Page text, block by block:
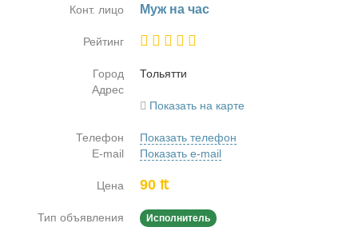
Конт. лицо Муж на час
Рейтинг
Город
То­льят­ти
Адрес
Показать на карте
Телефон
Показать телефон
E-mail
Показать e-mail
Цена 90 ₶
Тип объявления Исполнитель